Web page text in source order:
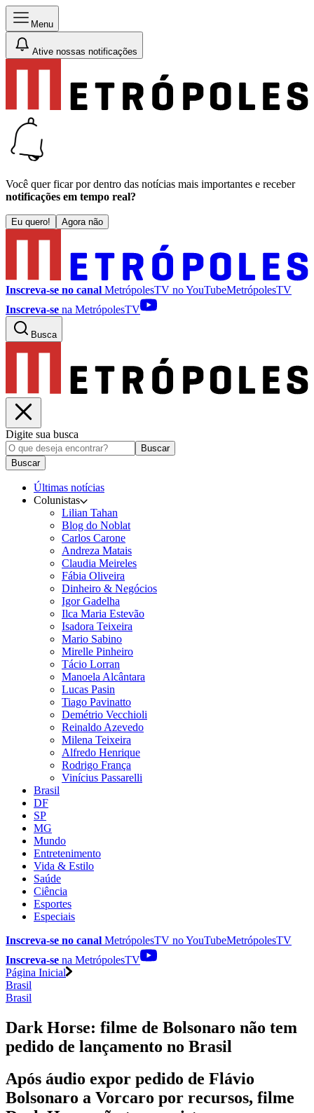
Menu
Ative nossas notificações
Você quer ficar por dentro das notícias mais importantes e receber
notificações em tempo real?
Eu quero! Agora não
Inscreva-se no canal MetrópolesTV noYouTubeMetrópolesTV
Inscreva-se na MetrópolesTV
Busca
Digite sua busca
Buscar
Buscar
Últimas notícias
Colunistas
Lilian Tahan
Blog do Noblat
Carlos Carone
Andreza Matais
Claudia Meireles
Fábia Oliveira
Dinheiro & Negócios
Igor Gadelha
Ilca Maria Estevão
Isadora Teixeira
Mario Sabino
Mirelle Pinheiro
Tácio Lorran
Manoela Alcântara
Lucas Pasin
Tiago Pavinatto
Demétrio Vecchioli
Reinaldo Azevedo
Milena Teixeira
Alfredo Henrique
Rodrigo França
Vinícius Passarelli
Brasil
DF
SP
MG
Mundo
Entretenimento
Vida & Estilo
Saúde
Ciência
Esportes
Especiais
Inscreva-se no canal MetrópolesTV noYouTubeMetrópolesTV
Inscreva-se na MetrópolesTV
Página Inicial
Brasil
Brasil
Dark Horse: filme de Bolsonaro não tem
pedido de lançamento no Brasil
Após áudio expor pedido de Flávio
Bolsonaro a Vorcaro por recursos, filme